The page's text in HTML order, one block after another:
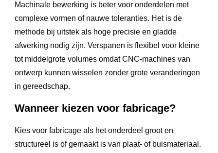
Machinale bewerking is beter voor onderdelen met
complexe vormen of nauwe toleranties. Het is de
methode bij uitstek als hoge precisie en gladde
afwerking nodig zijn. Verspanen is flexibel voor kleine
tot middelgrote volumes omdat CNC-machines van
ontwerp kunnen wisselen zonder grote veranderingen
in gereedschap.
Wanneer kiezen voor fabricage?
Kies voor fabricage als het onderdeel groot en
structureel is of gemaakt is van plaat- of buismateriaal.